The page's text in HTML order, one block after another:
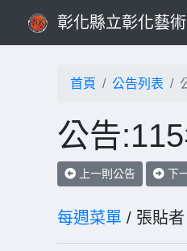
彰化縣立彰化藝
首頁 公告列表
公告
上一則公告 下
每週菜單 / 張貼者